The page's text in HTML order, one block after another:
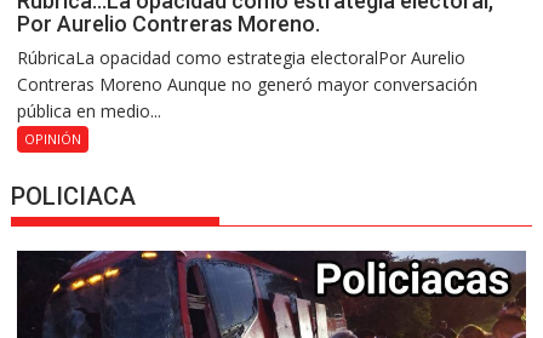
Por Aurelio Contreras Moreno.
RúbricaLa opacidad como estrategia electoralPor Aurelio
Contreras Moreno Aunque no generó mayor conversación
pública en medio...
OPINIÓN
POLICIACA